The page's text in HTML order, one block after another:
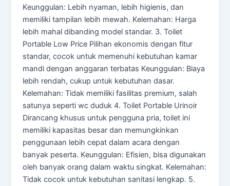
Keunggulan: Lebih nyaman, lebih higienis, dan
memiliki tampilan lebih mewah. Kelemahan: Harga
lebih mahal dibanding model standar. 3. Toilet
Portable Low Price Pilihan ekonomis dengan fitur
standar, cocok untuk memenuhi kebutuhan kamar
mandi dengan anggaran terbatas Keunggulan: Biaya
lebih rendah, cukup untuk kebutuhan dasar.
Kelemahan: Tidak memiliki fasilitas premium, salah
satunya seperti wc duduk 4. Toilet Portable Urinoir
Dirancang khusus untuk pengguna pria, toilet ini
memiliki kapasitas besar dan memungkinkan
penggunaan lebih cepat dalam acara dengan
banyak peserta. Keunggulan: Efisien, bisa digunakan
oleh banyak orang dalam waktu singkat. Kelemahan:
Tidak cocok untuk kebutuhan sanitasi lengkap. 5.